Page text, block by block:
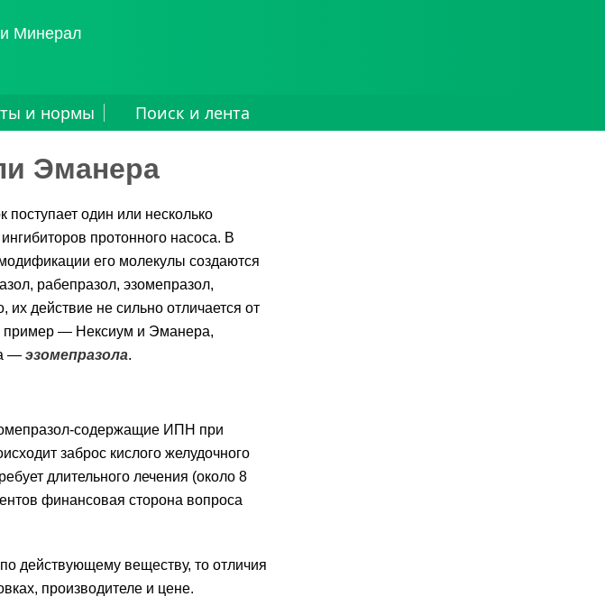
и нормы Поиск и лента
Эманера
один или несколько
протонного насоса. В
его молекулы создаются
рабепразол, эзомепразол,
их действие не сильно отличается от
пример — Нексиум и Эманера,
— эзомепразола.
содержащие ИПН при
заброс кислого желудочного
длительного лечения (около 8
финансовая сторона вопроса
действующему веществу, то отличия
производителе и цене.